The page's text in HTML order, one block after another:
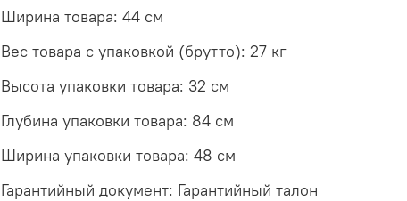
Ширина товара: 44 см
Вес товара с упаковкой (брутто): 27 кг
Высота упаковки товара: 32 см
Глубина упаковки товара: 84 см
Ширина упаковки товара: 48 см
Гарантийный документ: Гарантийный талон